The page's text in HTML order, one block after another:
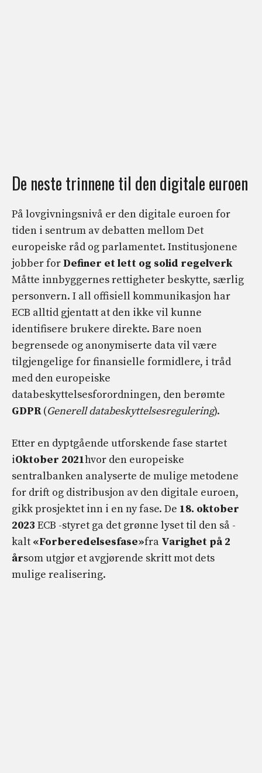
De neste trinnene til den digitale euroen
På lovgivningsnivå er den digitale euroen for
tiden i sentrum av debatten mellom Det
europeiske råd og parlamentet. Institusjonene
jobber forDefiner et lett og solid regelverk
Måtte innbyggernes rettigheter beskytte, særlig
personvern. I all offisiell kommunikasjon har
ECB alltid gjentatt at den ikke vil kunne
identifisere brukere direkte. Bare noen
begrensede og anonymiserte data vil være
tilgjengelige for finansielle formidlere, i tråd
med den europeiske
databeskyttelsesforordningen, den berømte
GDPR(Generell databeskyttelsesregulering).
Etter en dyptgående utforskende fase startet
iOktober 2021hvor den europeiske
sentralbanken analyserte de mulige metodene
for drift og distribusjon av den digitale euroen,
gikk prosjektet inn i en ny fase. De 18. oktober
2023 ECB -styret ga det grønne lyset til den så -
kalt «Forberedelsesfase»fra Varighet på 2
årsom utgjør et avgjørende skritt mot dets
mulige realisering.